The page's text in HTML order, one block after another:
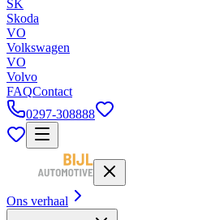
SK
Skoda
VO
Volkswagen
VO
Volvo
FAQContact
0297-308888
Ons verhaal